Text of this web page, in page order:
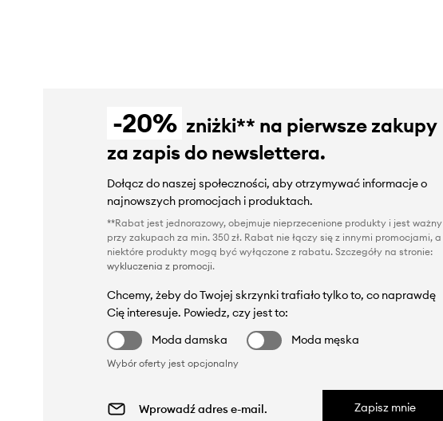
-20% zniżki** na pierwsze zakupy
za zapis do newslettera.
Dołącz do naszej społeczności, aby otrzymywać informacje o
najnowszych promocjach i produktach.
**Rabat jest jednorazowy, obejmuje nieprzecenione produkty i jest ważny
przy zakupach za min. 350 zł. Rabat nie łączy się z innymi promocjami, a
niektóre produkty mogą być wyłączone z rabatu. Szczegóły na stronie:
wykluczenia z promocji.
Chcemy, żeby do Twojej skrzynki trafiało tylko to, co naprawdę
Cię interesuje. Powiedz, czy jest to:
Moda damska
Moda męska
Wybór oferty jest opcjonalny
Zapisz mnie